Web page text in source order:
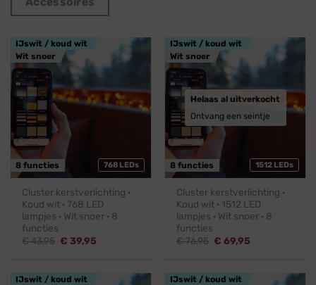
768 LEDs
IJswit / koud wit
Wit snoer
8 functies
Cluster kerstverlichting ·
Koud wit · 768 LED
lampjes · Wit snoer · 8
functies
€43,95 Oorspronkelijke
€ 39,95
1512 LEDs
IJswit / koud wit
Wit snoer
8 functies
Helaas al uitverkocht
Ontvang een seintje
Cluster kerstverlichting ·
Koud wit · 1512 LED
lampjes · Wit snoer · 8
functies
€76,95 Oorspronkelijke
€ 69,95
IJswit / koud wit
IJswit / koud wit